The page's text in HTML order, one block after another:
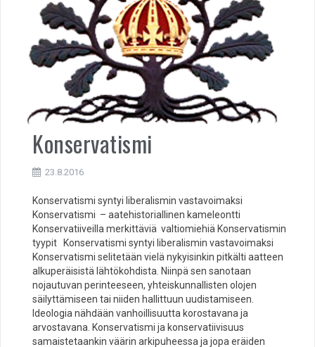
Konservatismi
23.8.2016
Konservatismi syntyi liberalismin vastavoimaksi
Konservatismi – aatehistoriallinen kameleontti
Konservatiiveilla merkittäviä valtiomiehiä Konservatismin
tyypit Konservatismi syntyi liberalismin vastavoimaksi
Konservatismi selitetään vielä nykyisinkin pitkälti aatteen
alkuperäisistä lähtökohdista. Niinpä sen sanotaan
nojautuvan perinteeseen, yhteiskunnallisten olojen
säilyttämiseen tai niiden hallittuun uudistamiseen.
Ideologia nähdään vanhoillisuutta korostavana ja
arvostavana. Konservatismi ja konservatiivisuus
samaistetaankin väärin arkipuheessa ja jopa eräiden